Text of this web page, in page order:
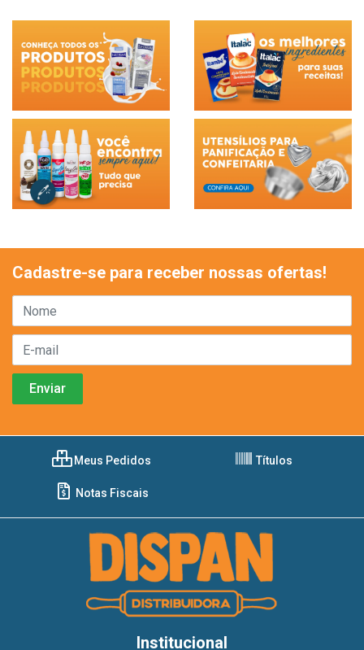
Cadastre-se para receber nossas ofertas!
Meus Pedidos Títulos
Notas Fiscais
Institucional